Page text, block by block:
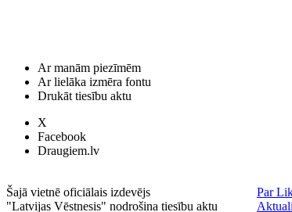
Ar manām piezīmēm
Ar lielāka izmēra fontu
Drukāt tiesību aktu
X
Facebook
Draugiem.lv
Šajā vietnē oficiālais izdevējs
"Latvijas Vēstnesis" nodrošina tiesību aktu
Par